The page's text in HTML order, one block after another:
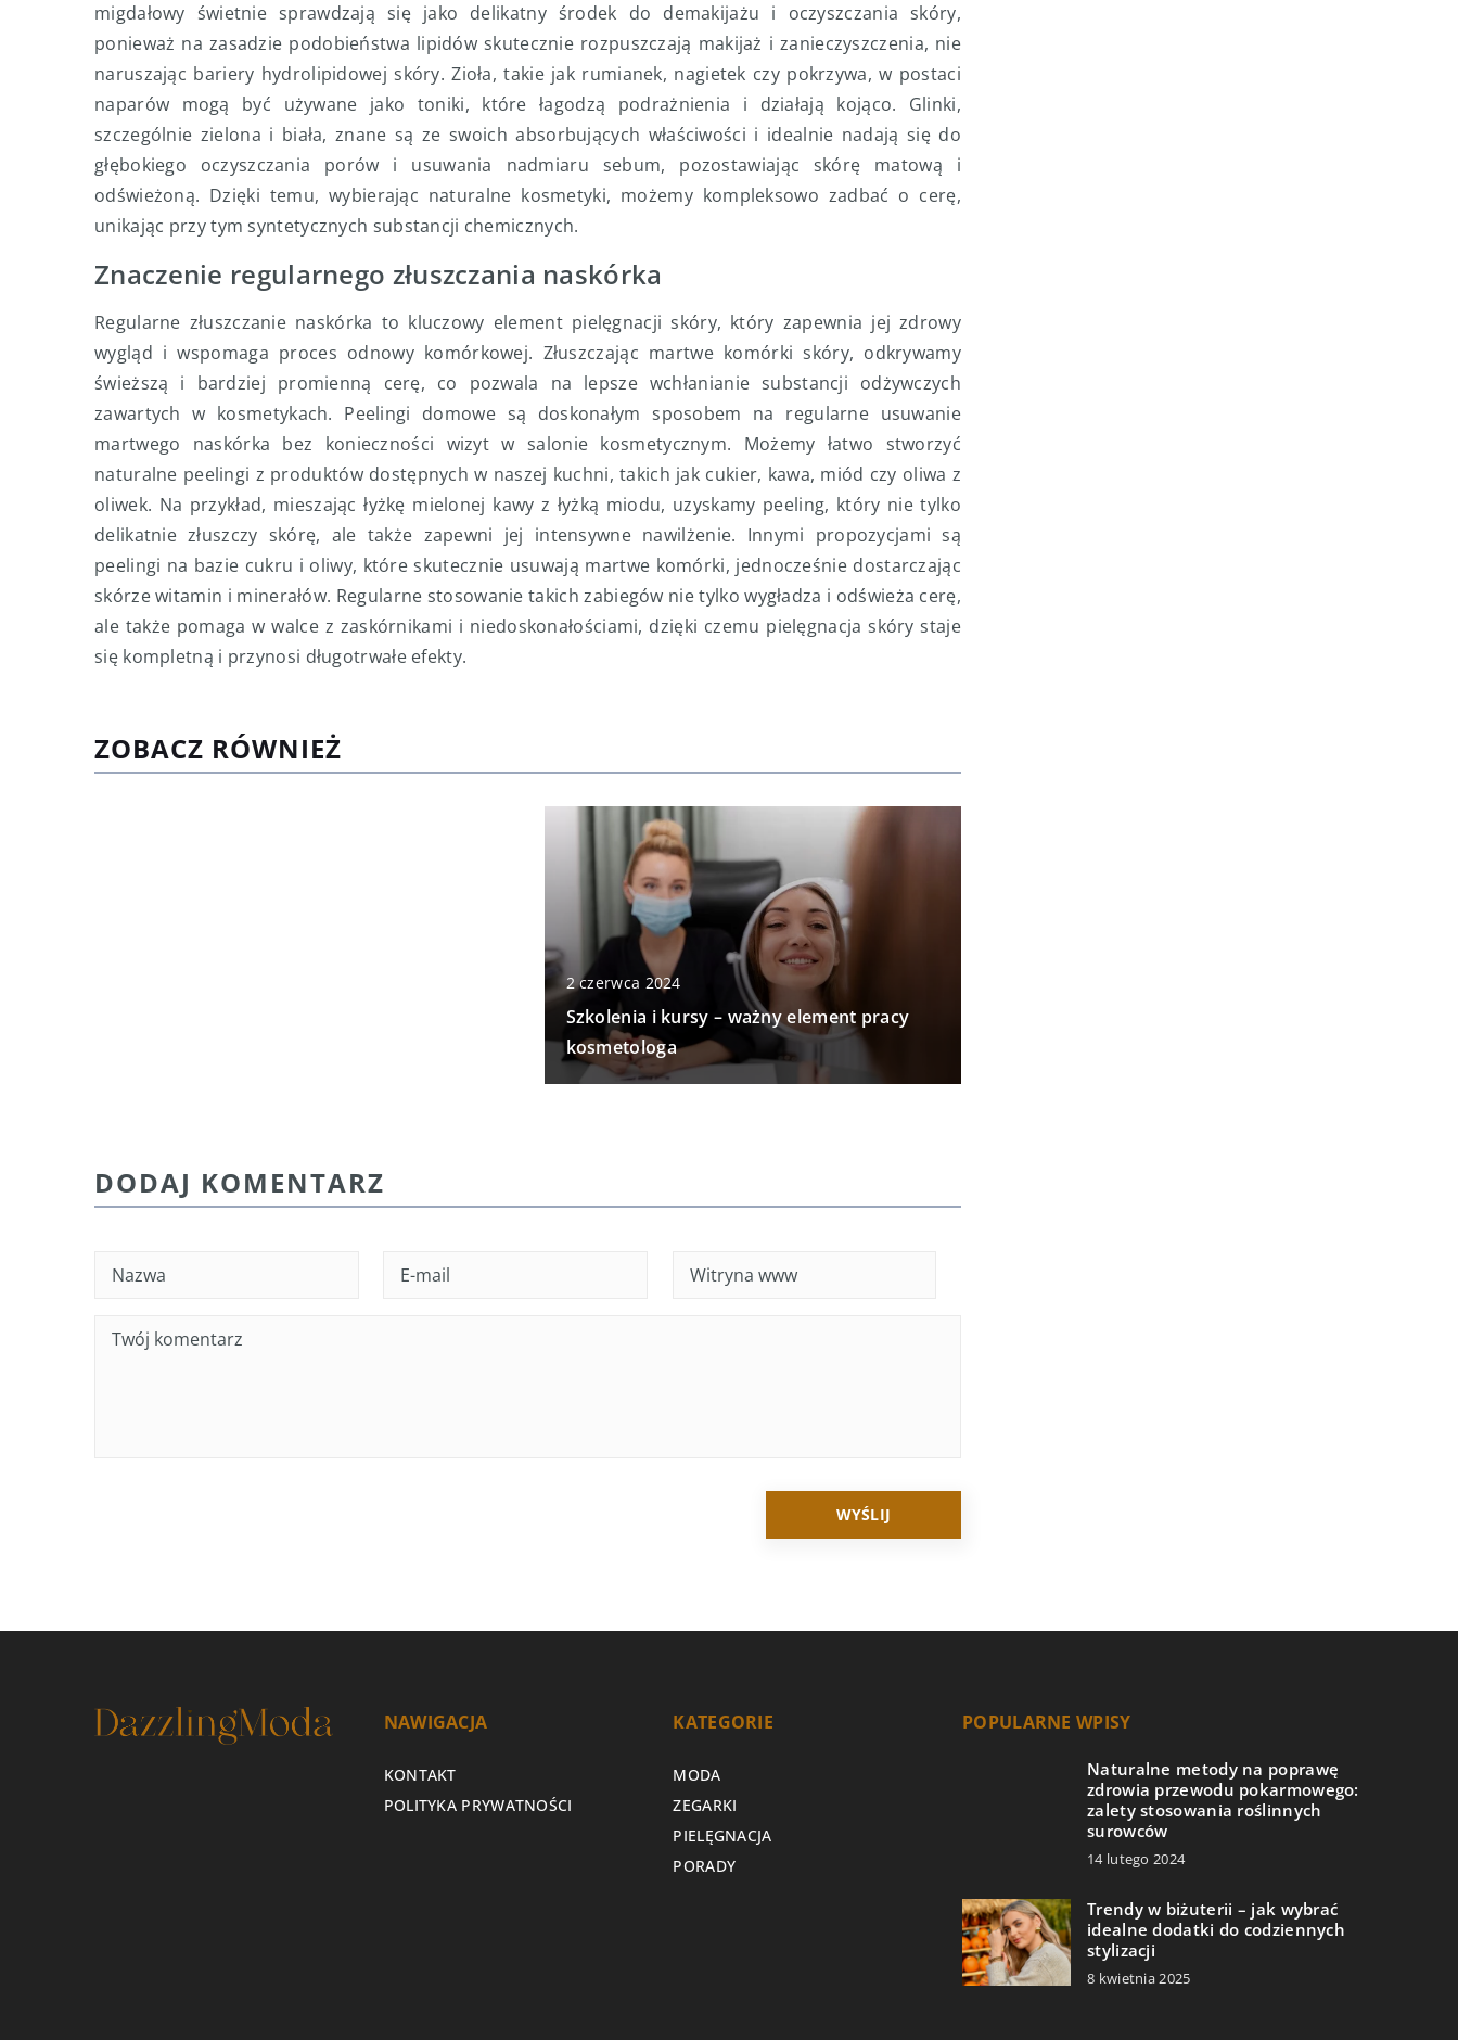
migdałowy świetnie sprawdzają się jako delikatny środek do demakijażu i oczyszczania skóry,
ponieważ na zasadzie podobieństwa lipidów skutecznie rozpuszczają makijaż i zanieczyszczenia, nie
naruszając bariery hydrolipidowej skóry. Zioła, takie jak rumianek, nagietek czy pokrzywa, w postaci
naparów mogą być używane jako toniki, które łagodzą podrażnienia i działają kojąco. Glinki,
szczególnie zielona i biała, znane są ze swoich absorbujących właściwości i idealnie nadają się do
głębokiego oczyszczania porów i usuwania nadmiaru sebum, pozostawiając skórę matową i
odświeżoną. Dzięki temu, wybierając naturalne kosmetyki, możemy kompleksowo zadbać o cerę,
unikając przy tym syntetycznych substancji chemicznych.
Znaczenie regularnego złuszczania naskórka
Regularne złuszczanie naskórka to kluczowy element pielęgnacji skóry, który zapewnia jej zdrowy
wygląd i wspomaga proces odnowy komórkowej. Złuszczając martwe komórki skóry, odkrywamy
świeższą i bardziej promienną cerę, co pozwala na lepsze wchłanianie substancji odżywczych
zawartych w kosmetykach. Peelingi domowe są doskonałym sposobem na regularne usuwanie
martwego naskórka bez konieczności wizyt w salonie kosmetycznym. Możemy łatwo stworzyć
naturalne peelingi z produktów dostępnych w naszej kuchni, takich jak cukier, kawa, miód czy oliwa z
oliwek. Na przykład, mieszając łyżkę mielonej kawy z łyżką miodu, uzyskamy peeling, który nie tylko
delikatnie złuszczy skórę, ale także zapewni jej intensywne nawilżenie. Innymi propozycjami są
peelingi na bazie cukru i oliwy, które skutecznie usuwają martwe komórki, jednocześnie dostarczając
skórze witamin i minerałów. Regularne stosowanie takich zabiegów nie tylko wygładza i odświeża cerę,
ale także pomaga w walce z zaskórnikami i niedoskonałościami, dzięki czemu pielęgnacja skóry staje
się kompletną i przynosi długotrwałe efekty.
ZOBACZ RÓWNIEŻ
2 czerwca 2024
Szkolenia i kursy – ważny element pracy
kosmetologa
DODAJ KOMENTARZ
NAWIGACJA
KONTAKT
POLITYKA PRYWATNOŚCI
KATEGORIE
MODA
ZEGARKI
PIELĘGNACJA
PORADY
POPULARNE WPISY
Naturalne metody na poprawę
zdrowia przewodu pokarmowego:
zalety stosowania roślinnych
surowców
14 lutego 2024
Trendy w biżuterii – jak wybrać
idealne dodatki do codziennych
stylizacji
8 kwietnia 2025